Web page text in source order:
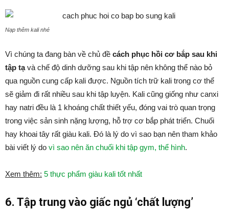
Nạp thêm kali nhé
Vì chúng ta đang bàn về chủ đề cách phục hồi cơ bắp sau khi
tập tạvà chế độ dinh dưỡng sau khi tập nên không thể nào bỏ
qua nguồn cung cấp kali được. Nguồn tích trữ kali trong cơ thể
sẽ giảm đi rất nhiều sau khi tập luyện. Kali cũng giống như canxi
hay natri đều là 1 khoáng chất thiết yếu, đóng vai trò quan trọng
trong việc sản sinh nặng lượng, hỗ trợ cơ bắp phát triển. Chuối
hay khoai tây rất giàu kali. Đó là lý do vì sao bạn nên tham khảo
bài viết lý do vì sao nên ăn chuối khi tập gym, thể hình.
Xem thêm: 5 thực phẩm giàu kali tốt nhất
6. Tập trung vào giấc ngủ ‘chất lượng’